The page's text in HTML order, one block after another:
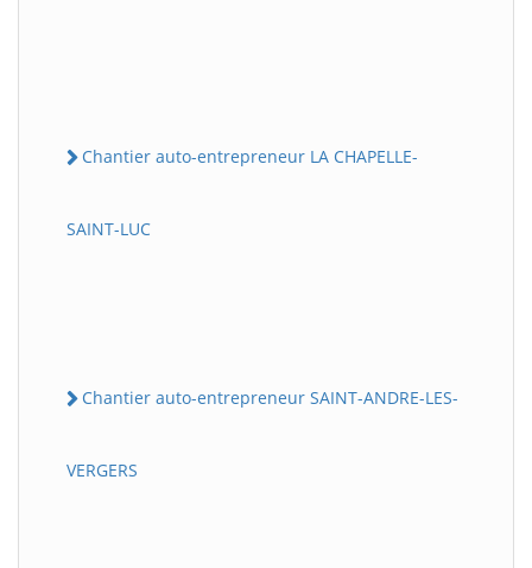
Chantier auto-entrepreneur LA CHAPELLE-
SAINT-LUC
Chantier auto-entrepreneur SAINT-ANDRE-LES-
VERGERS